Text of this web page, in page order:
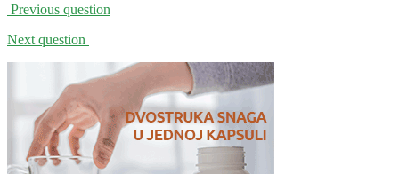
Previous question
Next question